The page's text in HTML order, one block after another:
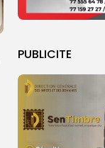
PUBLICITE